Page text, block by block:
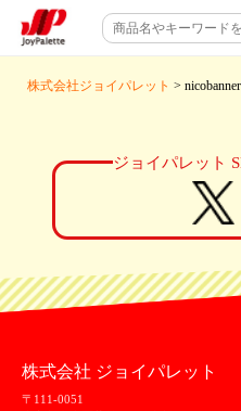
株式会社ジョイパレット > nicobanner
ジョイパレット
株式会社 ジョイパレット
〒111-0051